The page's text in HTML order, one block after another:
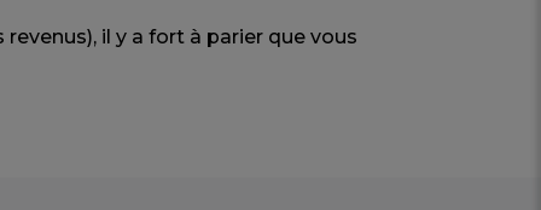
il y a fort à parier que vous